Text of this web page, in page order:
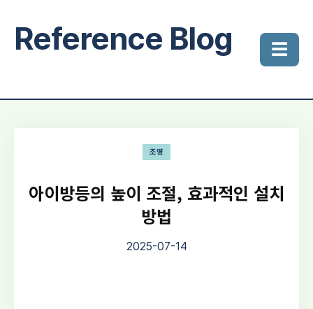
Reference Blog ☰
조명
아이방등의 높이 조절, 효과적인 설치
방법
2025-07-14